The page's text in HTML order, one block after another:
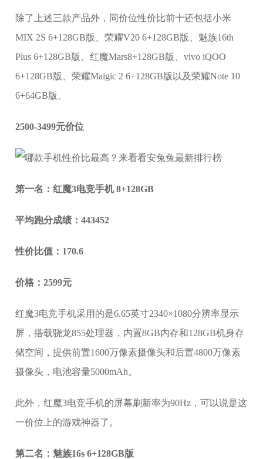
除了上述三款产品外，同价位性价比前十还包括小米
MIX 2S 6+128GB版、荣耀V20 6+128GB版、魅族16th
Plus 6+128GB版、红魔Mars8+128GB版、vivo iQOO
6+128GB版、荣耀Maigic 2 6+128GB版以及荣耀Note 10
6+64GB版。
2500-3499元价位
第一名：红魔3电竞手机 8+128GB
平均跑分成绩：443452
性价比值：170.6
价格：2599元
红魔3电竞手机采用的是6.65英寸2340×1080分辨率显示
屏，搭载骁龙855处理器，内置8GB内存和128GB机身存
储空间，提供前置1600万像素摄像头和后置4800万像素
摄像头，电池容量5000mAh。
此外，红魔3电竞手机的屏幕刷新率为90Hz，可以说是这
一价位上的游戏神器了。
第二名：魅族16s 6+128GB版